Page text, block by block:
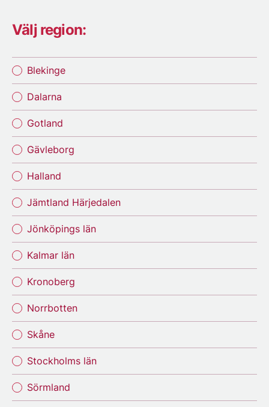
Välj region:
Blekinge
Dalarna
Gotland
Gävleborg
Halland
Jämtland Härjedalen
Jönköpings län
Kalmar län
Kronoberg
Norrbotten
Skåne
Stockholms län
Sörmland